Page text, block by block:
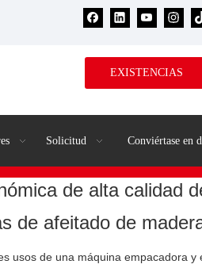
EXISTENCIAS
Solicitud Conviértase en
de alta calidad
de afeitado de
usos de una máquina empacadora y